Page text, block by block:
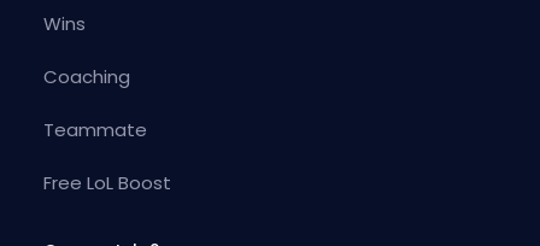
Wins
Coaching
Teammate
Free LoL Boost